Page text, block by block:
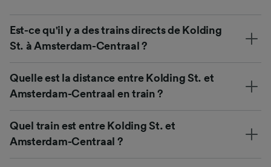
Est-ce qu'il y a des trains directs de Kolding
St. à Amsterdam-Centraal ?
Quelle est la distance entre Kolding St. et
Amsterdam-Centraal en train ?
Quel train est entre Kolding St. et
Amsterdam-Centraal ?